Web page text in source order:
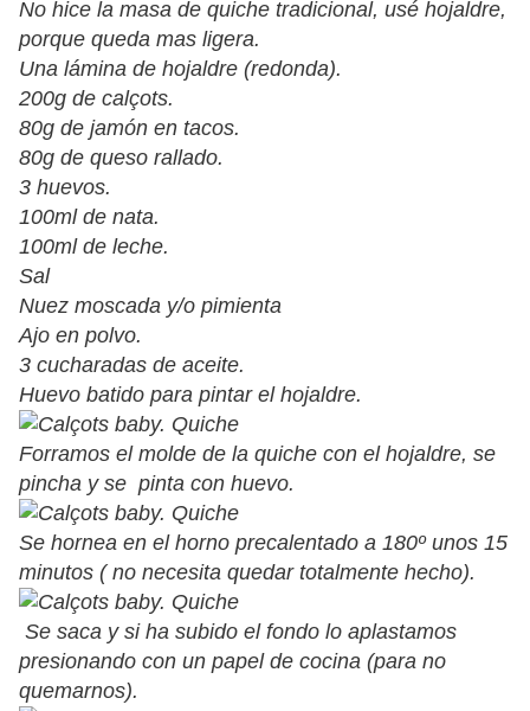
No hice la masa de quiche tradicional, usé hojaldre,
porque queda mas ligera.
Una lámina de hojaldre (redonda).
200g de calçots.
80g de jamón en tacos.
80g de queso rallado.
3 huevos.
100ml de nata.
100ml de leche.
Sal
Nuez moscada y/o pimienta
Ajo en polvo.
3 cucharadas de aceite.
Huevo batido para pintar el hojaldre.
Forramos el molde de la quiche con el hojaldre, se
pincha y se pinta con huevo.
Se hornea en el horno precalentado a 180º unos 15
minutos ( no necesita quedar totalmente hecho).
Se saca y si ha subido el fondo lo aplastamos
presionando con un papel de cocina (para no
quemarnos).